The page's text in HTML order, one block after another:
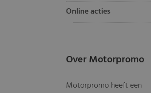
Online acties
Over Motorpromo
Motorpromo heeft een